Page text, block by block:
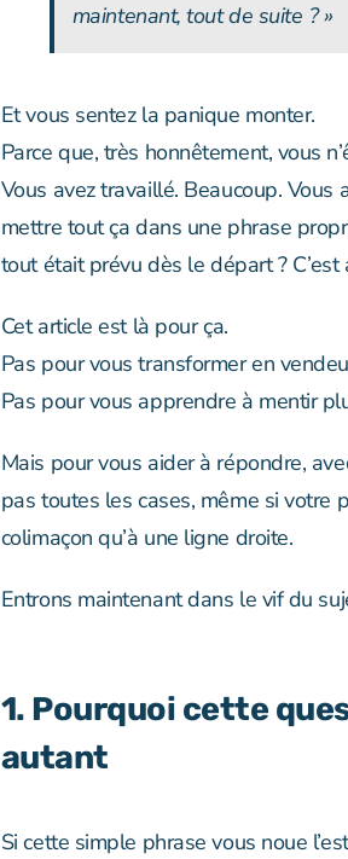
maintenant, tout de suite ? »
Et vous sentez la panique monter.
Parce que, très honnêtement, vous
Vous avez travaillé. Beaucoup. Vous
mettre tout ça dans une phrase
tout était prévu dès le départ ? C’est
Cet article est là pour ça.
Pas pour vous transformer en
Pas pour vous apprendre à mentir
Mais pour vous aider à répondre,
pas toutes les cases, même si votre
colimaçon qu’à une ligne droite.
Entrons maintenant dans le vif du
1. Pourquoi cette
autant
Si cette simple phrase vous noue